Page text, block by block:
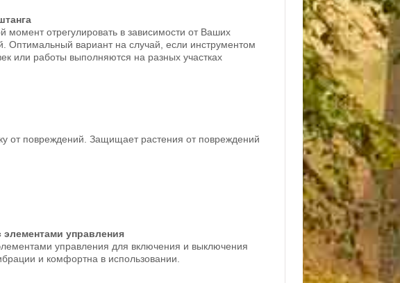
отрегулировать в зависимости от Ваших
Оптимальный вариант на случай, если инструментом
или работы выполняются на разных участках
от повреждений. Защищает растения от повреждений
элементами управления
управления для включения и выключения
и комфортна в использовании.